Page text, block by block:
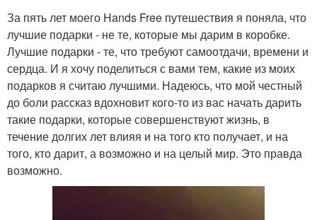
За пять лет моего Hands Free путешествия я поняла, что
лучшие подарки - не те, которые мы дарим в коробке.
Лучшие подарки - те, что требуют самоотдачи, времени и
сердца. И я хочу поделиться с вами тем, какие из моих
подарков я считаю лучшими. Надеюсь, что мой честный
до боли рассказ вдохновит кого-то из вас начать дарить
такие подарки, которые совершенствуют жизнь, в
течение долгих лет влияя и на того кто получает, и на
того, кто дарит, а возможно и на целый мир. Это правда
возможно.